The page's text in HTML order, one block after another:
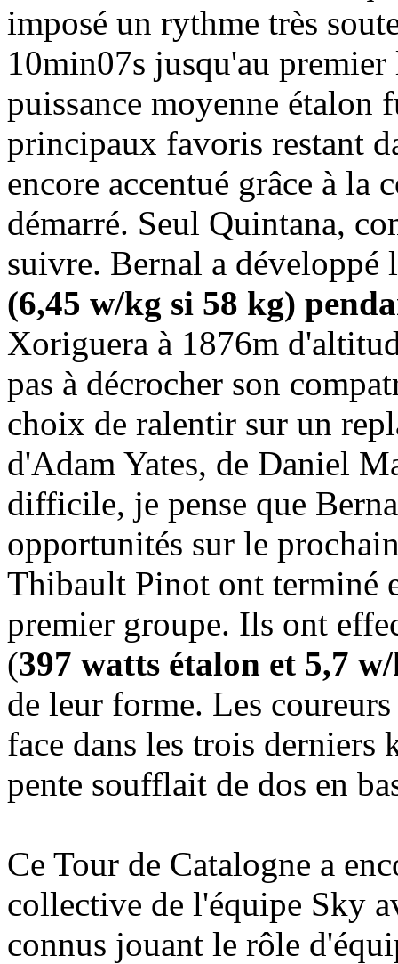
imposé un rythme très
10min07s jusqu'au
puissance moyenne étalon
principaux favoris restant
encore accentué grâce à la
démarré. Seul Quintana,
suivre. Bernal a
(6,45 w/kg si 58 kg)
Xoriguera à 1876m
pas à décrocher son
choix de ralentir sur un
d'Adam Yates, de Daniel
difficile, je pense que
opportunités sur le
Thibault Pinot ont terminé
premier groupe. Ils ont
(397 watts étalon et 5,7
de leur forme. Les
face dans les trois derniers
pente soufflait de dos en
Ce Tour de Catalogne a
collective de l'équipe Sky
connus jouant le rôle